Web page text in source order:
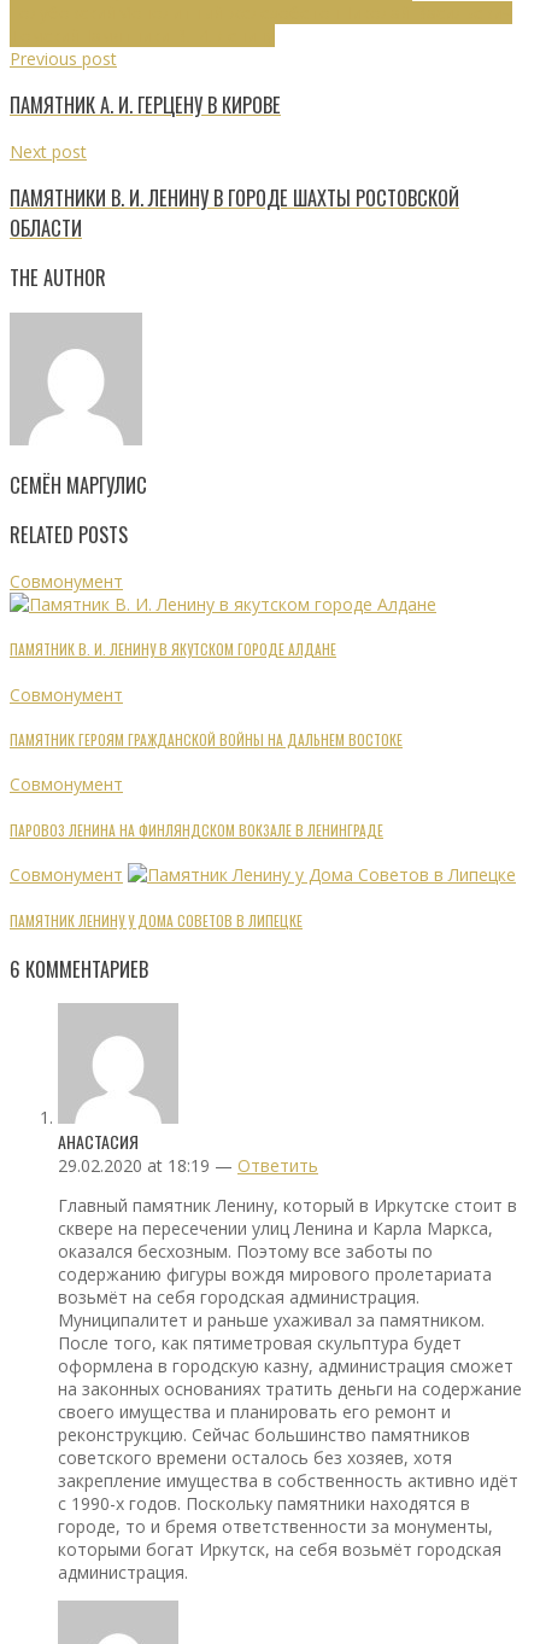
Previous post
ПАМЯТНИК А. И. ГЕРЦЕНУ В КИРОВЕ
Next post
ПАМЯТНИКИ В. И. ЛЕНИНУ В ГОРОДЕ ШАХТЫ РОСТОВСКОЙ
ОБЛАСТИ
THE AUTHOR
СЕМЁН МАРГУЛИС
RELATED POSTS
Совмонумент
ПАМЯТНИК В. И. ЛЕНИНУ В ЯКУТСКОМ ГОРОДЕ АЛДАНЕ
Совмонумент
ПАМЯТНИК ГЕРОЯМ ГРАЖДАНСКОЙ ВОЙНЫ НА ДАЛЬНЕМ ВОСТОКЕ
Совмонумент
ПАРОВОЗ ЛЕНИНА НА ФИНЛЯНДСКОМ ВОКЗАЛЕ В ЛЕНИНГРАДЕ
Совмонумент
ПАМЯТНИК ЛЕНИНУ У ДОМА СОВЕТОВ В ЛИПЕЦКЕ
6 КОММЕНТАРИЕВ
АНАСТАСИЯ
29.02.2020 at 18:19 — Ответить
Главный памятник Ленину, который в Иркутске стоит в
сквере на пересечении улиц Ленина и Карла Маркса,
оказался бесхозным. Поэтому все заботы по
содержанию фигуры вождя мирового пролетариата
возьмёт на себя городская администрация.
Муниципалитет и раньше ухаживал за памятником.
После того, как пятиметровая скульптура будет
оформлена в городскую казну, администрация сможет
на законных основаниях тратить деньги на содержание
своего имущества и планировать его ремонт и
реконструкцию. Сейчас большинство памятников
советского времени осталось без хозяев, хотя
закрепление имущества в собственность активно идёт
с 1990-х годов. Поскольку памятники находятся в
городе, то и бремя ответственности за монументы,
которыми богат Иркутск, на себя возьмёт городская
администрация.